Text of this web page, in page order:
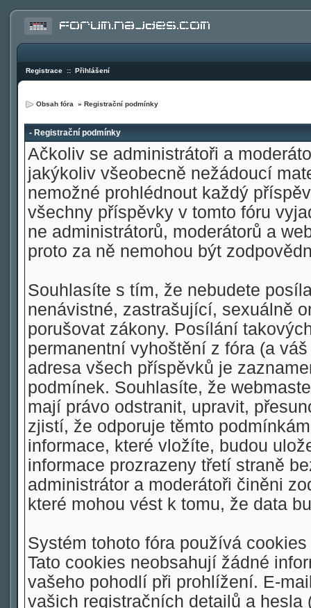
Registrace :: Přihlášení
Obsah fóra » Registrační podmínky
- Registrační podmínky
Ačkoliv se administrátoři a
jakýkoliv všeobecně nežádoucí
nemožné prohlédnout každý
všechny příspěvky v tomto fóru
ne administrátorů, moderátorů a
proto za ně nemohou být
Souhlasíte s tím, že nebudete
nenávistné, zastrašující, sexuálně
porušovat zákony. Posílání
permanentní vyhoštění z fóra (a
adresa všech příspěvků je
podmínek. Souhlasíte, že
mají právo odstranit, upravit,
zjistí, že odporuje těmto
informace, které vložíte, budou
informace prozrazeny třetí straně
administrátor a moderátoři činěni
které mohou vést k tomu, že data
Systém tohoto fóra používá
Tato cookies neobsahují žádné
vašeho pohodlí při prohlížení. E-
vašich registračních detailů a